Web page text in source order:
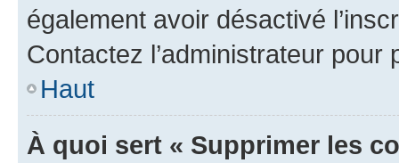
également avoir désactivé
Contactez l’administrateur
Haut
À quoi sert « Supprimer les